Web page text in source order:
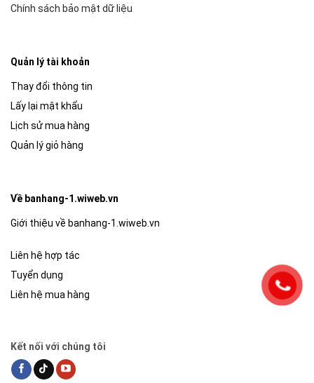
Chính sách bảo mật dữ liệu
Quản lý tài khoản
Thay đổi thông tin
Lấy lại mật khẩu
Lịch sử mua hàng
Quản lý giỏ hàng
Về banhang-1.wiweb.vn
Giới thiệu về banhang-1.wiweb.vn
Liên hệ hợp tác
Tuyển dụng
Liên hệ mua hàng
Kết nối với chúng tôi